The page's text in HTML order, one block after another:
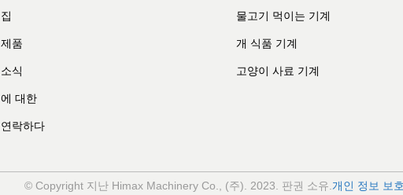
집
제품
소식
에 대한
연락하다
물고기 먹이는 기계
개 식품 기계
고양이 사료 기계
© Copyright 지난 Himax Machinery Co., (주). 2023. 판권 소유. 개인 정보 보